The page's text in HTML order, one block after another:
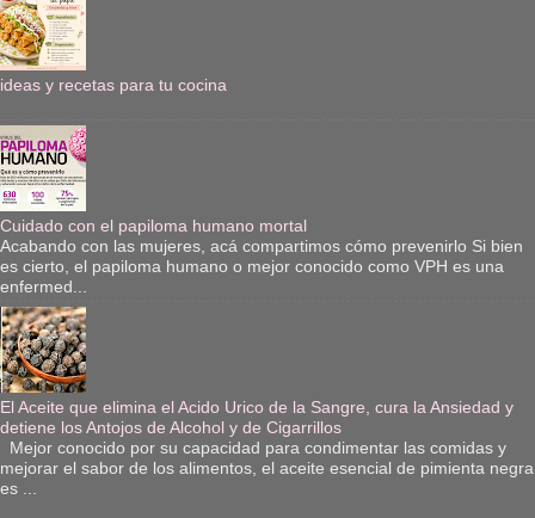
ideas y recetas para tu cocina
Cuidado con el papiloma humano mortal
Acabando con las mujeres, acá compartimos cómo prevenirlo Si bien
es cierto, el papiloma humano o mejor conocido como VPH es una
enfermed...
El Aceite que elimina el Acido Urico de la Sangre, cura la Ansiedad y
detiene los Antojos de Alcohol y de Cigarrillos
Mejor conocido por su capacidad para condimentar las comidas y
mejorar el sabor de los alimentos, el aceite esencial de pimienta negra
es ...